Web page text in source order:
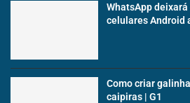
WhatsApp
celulares Android
Como criar
caipiras | G1